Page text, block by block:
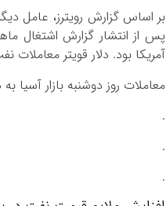
بر اساس گزارش رویترز، عامل
پس از انتشار گزارش اشتغال
آمریکا بود. دلار قویتر معاملات
معاملات روز دوشنبه بازار آسیا
.
.
.